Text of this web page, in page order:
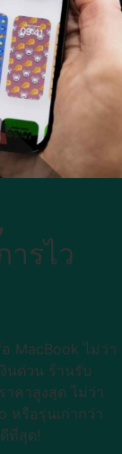
รไว
MacBook ไม่ว่า
นด่วน ร้านรับ
คาสูงสุด ไม่ว่า
หรือรุ่นเก่ากว่า
ที่สุด!